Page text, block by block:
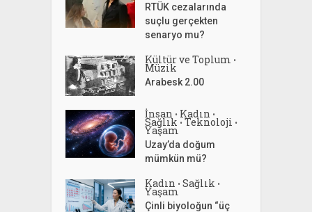
RTÜK cezalarında
suçlu gerçekten
senaryo mu?
Kültür ve Toplum •
Müzik
Arabesk 2.00
İnsan • Kadın •
Sağlık • Teknoloji •
Yaşam
Uzay’da doğum
mümkün mü?
Kadın • Sağlık •
Yaşam
Çinli biyoloğun “üç